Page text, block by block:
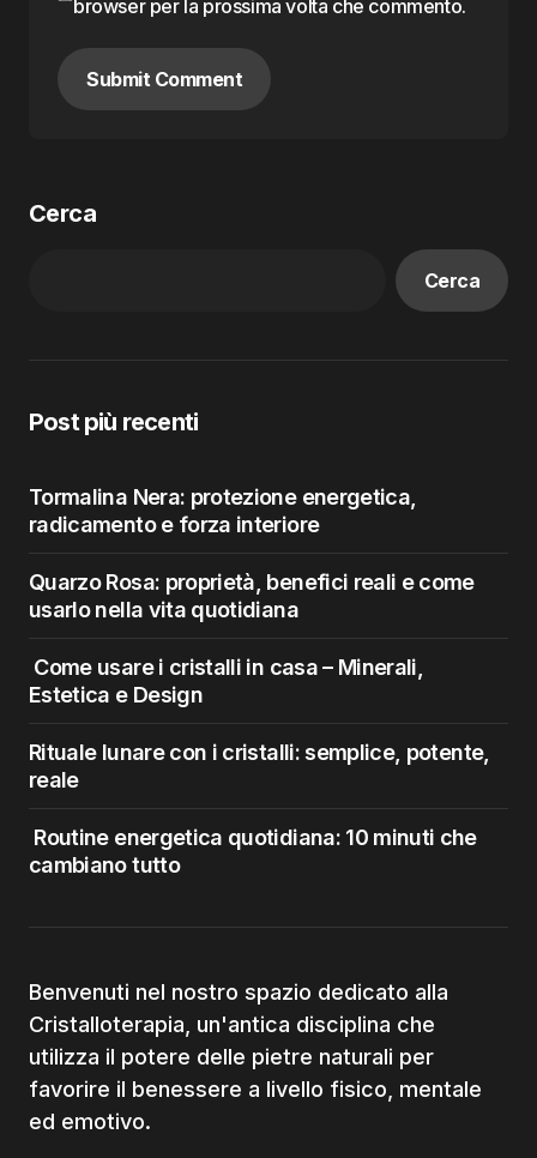
browser per la prossima volta che commento.
Submit Comment
Cerca
Cerca
Post più recenti
Tormalina Nera: protezione energetica,
radicamento e forza interiore
Quarzo Rosa: proprietà, benefici reali e come
usarlo nella vita quotidiana
Come usare i cristalli in casa – Minerali,
Estetica e Design
Rituale lunare con i cristalli: semplice, potente,
reale
Routine energetica quotidiana: 10 minuti che
cambiano tutto
Benvenuti nel nostro spazio dedicato alla
Cristalloterapia, un'antica disciplina che
utilizza il potere delle pietre naturali per
favorire il benessere a livello fisico, mentale
ed emotivo.